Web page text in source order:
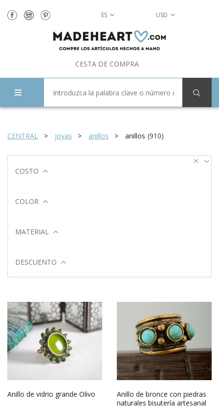
ES USD
CESTA DE COMPRA
CENTRAL joyas anillos anillos (910)
COSTO
COLOR
MATERIAL
DESCUENTO
Anillo de vidrio grande Olivo
Anillo de bronce con piedras
naturales bisutería artesanal